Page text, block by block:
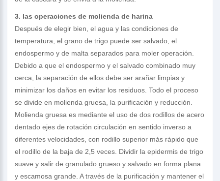
3. las operaciones de molienda de harina
Después de elegir bien, el agua y las condiciones de
temperatura, el grano de trigo puede ser salvado, el
endospermo y de malta separados para moler operación.
Debido a que el endospermo y el salvado combinado muy
cerca, la separación de ellos debe ser arañar limpias y
minimizar los daños en evitar los residuos. Todo el proceso
se divide en molienda gruesa, la purificación y reducción.
Molienda gruesa es mediante el uso de dos rodillos de acero
dentado ejes de rotación circulación en sentido inverso a
diferentes velocidades, con rodillo superior más rápido que
el rodillo de la baja de 2,5 veces. Dividir la epidermis de trigo
suave y salir de granulado grueso y salvado en forma plana
y escamosa grande. A través de la purificación y mantener el